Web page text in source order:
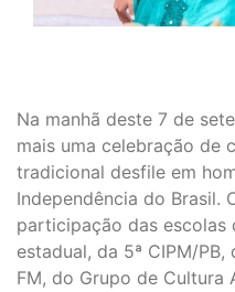
Na manhã deste 7 de
mais uma celebração de
tradicional desfile em
Independência do Brasil.
participação das escolas
estadual, da 5ª CIPM/PB,
FM, do Grupo de Cultura